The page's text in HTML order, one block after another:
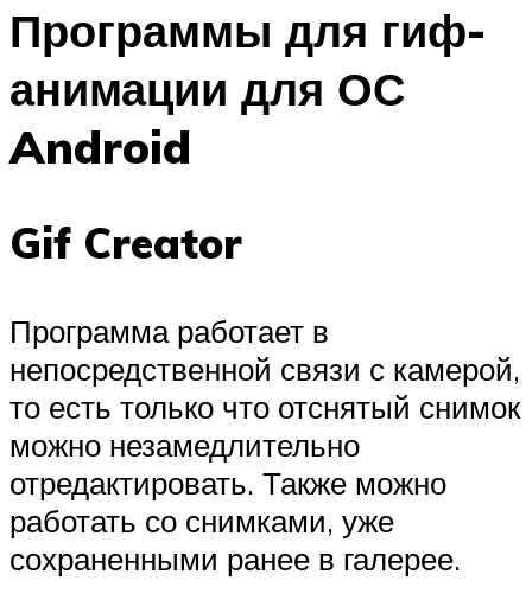
Программы для гиф-
анимации для ОС
Android
Gif Creator
Программа работает в
непосредственной связи с камерой,
то есть только что отснятый снимок
можно незамедлительно
отредактировать. Также можно
работать со снимками, уже
сохраненными ранее в галерее.